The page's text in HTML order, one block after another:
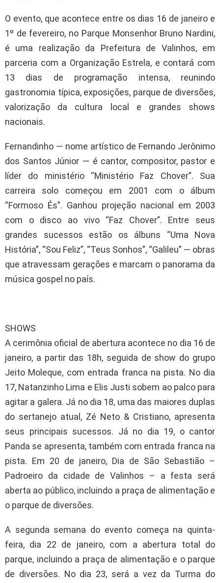
O evento, que acontece entre os dias 16 de janeiro e
1º de fevereiro, no Parque Monsenhor Bruno Nardini,
é uma realização da Prefeitura de Valinhos, em
parceria com a Organização Estrela, e contará com
13 dias de programação intensa, reunindo
gastronomia típica, exposições, parque de diversões,
valorização da cultura local e grandes shows
nacionais.
Fernandinho — nome artístico de Fernando Jerônimo
dos Santos Júnior — é cantor, compositor, pastor e
líder do ministério “Ministério Faz Chover”. Sua
carreira solo começou em 2001 com o álbum
“Formoso És”. Ganhou projeção nacional em 2003
com o disco ao vivo “Faz Chover”. Entre seus
grandes sucessos estão os álbuns “Uma Nova
História”, “Sou Feliz”, “Teus Sonhos”, “Galileu” — obras
que atravessam gerações e marcam o panorama da
música gospel no país.
SHOWS
A cerimônia oficial de abertura acontece no dia 16 de
janeiro, a partir das 18h, seguida de show do grupo
Jeito Moleque, com entrada franca na pista. No dia
17, Natanzinho Lima e Elis Justi sobem ao palco para
agitar a galera. Já no dia 18, uma das maiores duplas
do sertanejo atual, Zé Neto & Cristiano, apresenta
seus principais sucessos. Já no dia 19, o cantor
Panda se apresenta, também com entrada franca na
pista. Em 20 de janeiro, Dia de São Sebastião –
Padroeiro da cidade de Valinhos – a festa será
aberta ao público, incluindo a praça de alimentação e
o parque de diversões.
A segunda semana do evento começa na quinta-
feira, dia 22 de janeiro, com a abertura total do
parque, incluindo a praça de alimentação e o parque
de diversões. No dia 23, será a vez da Turma do